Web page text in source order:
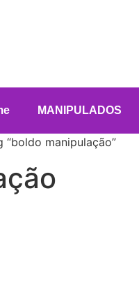
MANIPULADOS
manipulação”